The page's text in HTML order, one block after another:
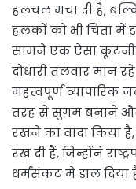
हलचल मचा दी है,
हलकों को भी चिंता में
सामने एक ऐसा
दोधारी तलवार मान
महत्वपूर्ण व्यापारिक
तरह से सुगम बनाने और
रखने का वादा किया
रख दी हैं, जिन्होंने
धर्मसंकट में डाल दिया